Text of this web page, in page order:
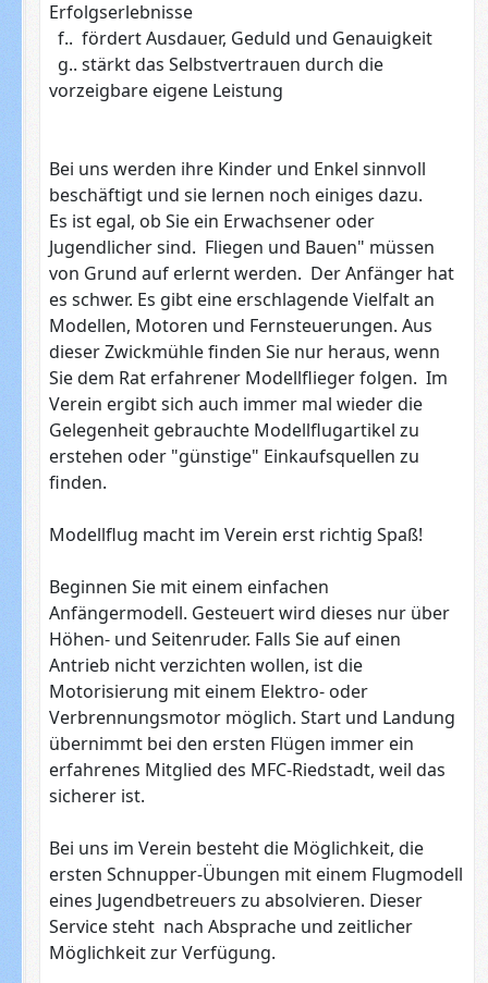
Erfolgserlebnisse
f.. fördert Ausdauer, Geduld und Genauigkeit
g.. stärkt das Selbstvertrauen durch die
vorzeigbare eigene Leistung
Bei uns werden ihre Kinder und Enkel sinnvoll
beschäftigt und sie lernen noch einiges dazu.
Es ist egal, ob Sie ein Erwachsener oder
Jugendlicher sind. Fliegen und Bauen" müssen
von Grund auf erlernt werden. Der Anfänger hat
es schwer. Es gibt eine erschlagende Vielfalt an
Modellen, Motoren und Fernsteuerungen. Aus
dieser Zwickmühle finden Sie nur heraus, wenn
Sie dem Rat erfahrener Modellflieger folgen. Im
Verein ergibt sich auch immer mal wieder die
Gelegenheit gebrauchte Modellflugartikel zu
erstehen oder "günstige" Einkaufsquellen zu
finden.
Modellflug macht im Verein erst richtig Spaß!
Beginnen Sie mit einem einfachen
Anfängermodell. Gesteuert wird dieses nur über
Höhen- und Seitenruder. Falls Sie auf einen
Antrieb nicht verzichten wollen, ist die
Motorisierung mit einem Elektro- oder
Verbrennungsmotor möglich. Start und Landung
übernimmt bei den ersten Flügen immer ein
erfahrenes Mitglied des MFC-Riedstadt, weil das
sicherer ist.
Bei uns im Verein besteht die Möglichkeit, die
ersten Schnupper-Übungen mit einem Flugmodell
eines Jugendbetreuers zu absolvieren. Dieser
Service steht nach Absprache und zeitlicher
Möglichkeit zur Verfügung.